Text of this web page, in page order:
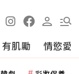
有肌勵 情慾愛